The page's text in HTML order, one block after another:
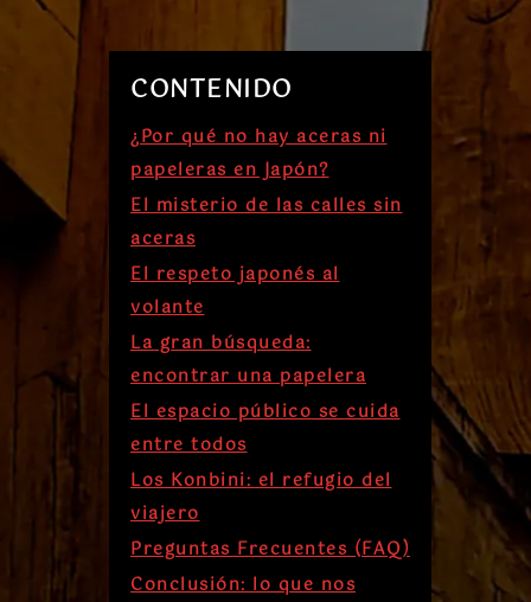
CONTENIDO
¿Por qué no hay aceras ni
papeleras en Japón?
El misterio de las calles sin
aceras
El respeto japonés al
volante
La gran búsqueda:
encontrar una papelera
El espacio público se cuida
entre todos
Los Konbini: el refugio del
viajero
Preguntas Frecuentes (FAQ)
Conclusión: lo que nos